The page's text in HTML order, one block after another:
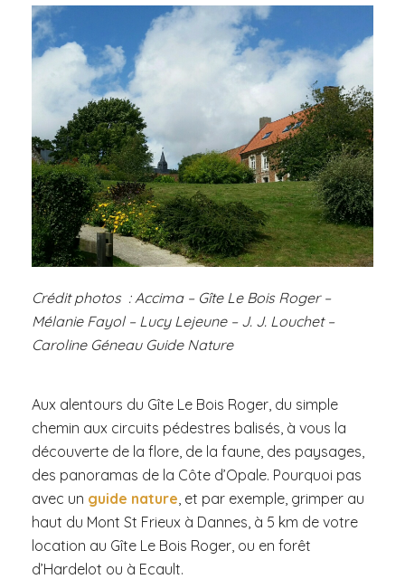
Crédit photos : Accima – Gîte Le Bois Roger –
Mélanie Fayol – Lucy Lejeune – J. J. Louchet –
Caroline Géneau Guide Nature
Aux alentours du Gîte Le Bois Roger, du simple
chemin aux circuits pédestres balisés, à vous la
découverte de la flore, de la faune, des paysages,
des panoramas de la Côte d’Opale. Pourquoi pas
avec un guide nature , et par exemple, grimper au
haut du Mont St Frieux à Dannes, à 5 km de votre
location au Gîte Le Bois Roger, ou en forêt
d’Hardelot ou à Ecault.